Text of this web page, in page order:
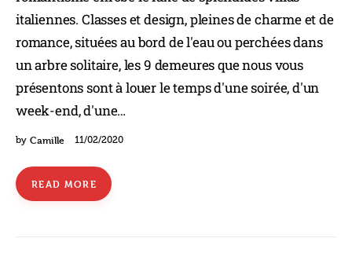
italiennes. Classes et design, pleines de charme et de
romance, situées au bord de l'eau ou perchées dans
un arbre solitaire, les 9 demeures que nous vous
présentons sont à louer le temps d'une soirée, d'un
week-end, d'une…
by Camille 11/02/2020
READ MORE